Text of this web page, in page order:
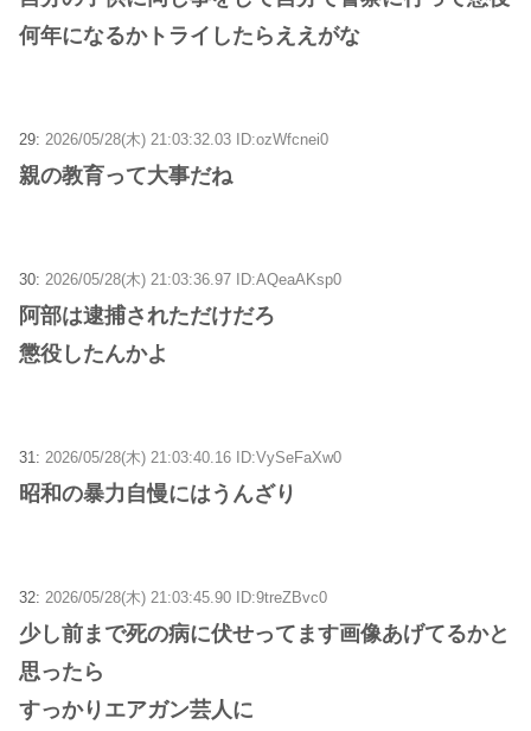
何年になるかトライしたらええがな
29: 2026/05/28(木) 21:03:32.03 ID:ozWfcnei0
親の教育って大事だね
30: 2026/05/28(木) 21:03:36.97 ID:AQeaAKsp0
阿部は逮捕されただけだろ
懲役したんかよ
31: 2026/05/28(木) 21:03:40.16 ID:VySeFaXw0
昭和の暴力自慢にはうんざり
32: 2026/05/28(木) 21:03:45.90 ID:9treZBvc0
少し前まで死の病に伏せってます画像あげてるかと
思ったら
すっかりエアガン芸人に